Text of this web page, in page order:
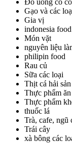
Đồ uống có
Gạo và các
Gia vị
indonesia food
Món vặt
nguyên liệu
philipin food
Rau củ
Sữa các loại
Thịt cá hải
Thực phẩm
Thực phẩm
thuốc lá
Trà, cafe, ngũ
Trái cây
xà bông các